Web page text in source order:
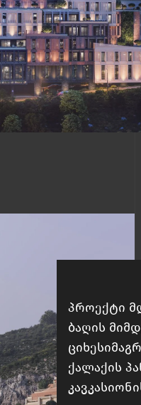
პროექტი
ბაღის
ქალაქის